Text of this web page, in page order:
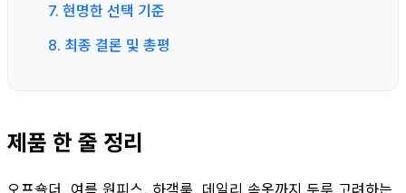
7. 현명한 선택 기준
8. 최종 결론 및 총평
제품 한 줄 정리
오프숄더, 여름 원피스, 하객룩, 데일리 속옷까지 두루 고려하는